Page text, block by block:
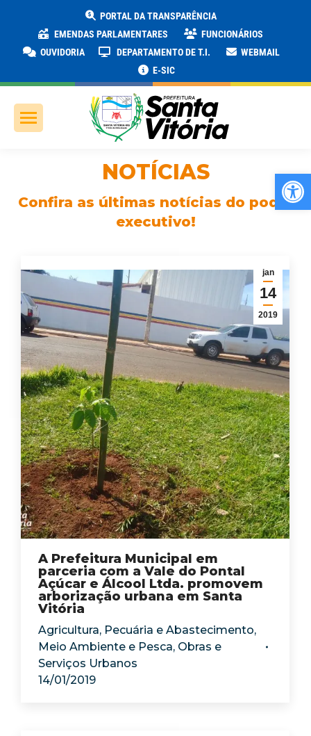
PORTAL DA TRANSPARÊNCIA
EMENDAS PARLAMENTARES
FUNCIONÁRIOS
OUVIDORIA
DEPARTAMENTO DE T.I.
WEBMAIL
E-SIC
NOTÍCIAS
Confira as últimas notícias do poder
executivo!
jan
14
2019
A Prefeitura Municipal em
parceria com a Vale do Pontal
Açúcar e Álcool Ltda. promovem
arborização urbana em Santa
Vitória
Agricultura, Pecuária e Abastecimento,
Meio Ambiente e Pesca, Obras e
Serviços Urbanos
14/01/2019